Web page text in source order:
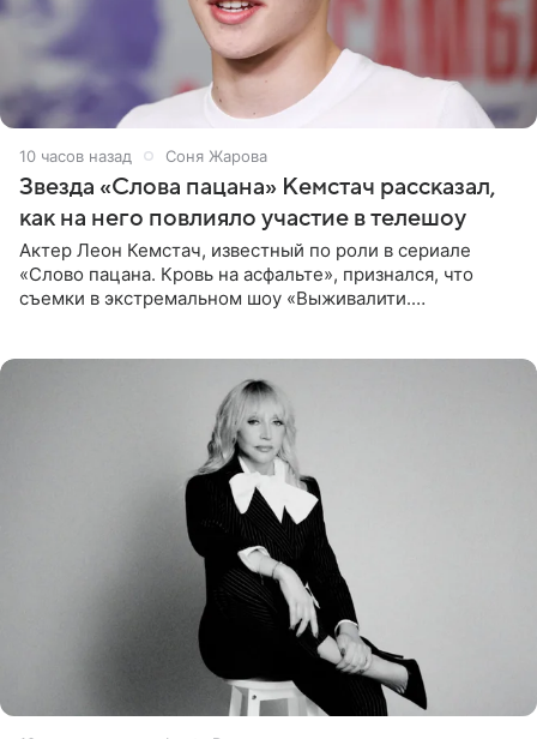
10 часов назад Соня Жарова
Звезда «Слова пацана» Кемстач рассказал,
как на него повлияло участие в телешоу
Актер Леон Кемстач, известный по роли в сериале
«Слово пацана. Кровь на асфальте», признался, что
съемки в экстремальном шоу «Выживалити.